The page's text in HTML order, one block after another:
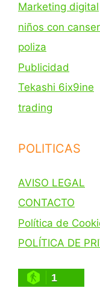
Marketing digital
niños con canser
poliza
Publicidad
Tekashi 6ix9ine
trading
POLITICAS
AVISO LEGAL
CONTACTO
Política de
POLÍTICA DE
1